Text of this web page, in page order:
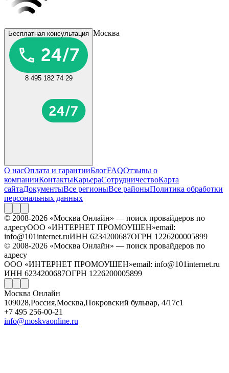
Бесплатная консультация
8 495 182 74 29
Москва
О насОплата и гарантииБлогFAQОтзывы о
компанииКонтактыКарьераСотрудничествоКарта
сайтаДокументыВсе регионыВсе районыПолитика обработки
персональных данных
© 2008-2026 «Москва Онлайн» — поиск провайдеров по
адресуООО «ИНТЕРНЕТ ПРОМОУШЕН»email:
info@101internet.ruИНН 6234200687ОГРН 1226200005899
© 2008-2026 «Москва Онлайн» — поиск провайдеров по
адресу
ООО «ИНТЕРНЕТ ПРОМОУШЕН»email: info@101internet.ru
ИНН 6234200687ОГРН 1226200005899
Москва Онлайн
109028,Россия,Москва,Покровский бульвар, 4/17с1
+7 495 256-00-21
info@moskvaonline.ru